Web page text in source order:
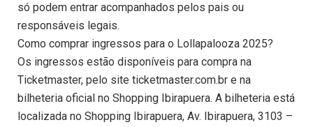
só podem entrar acompanhados pelos pais ou
responsáveis legais.
Como comprar ingressos para o Lollapalooza 2025?
Os ingressos estão disponíveis para compra na
Ticketmaster, pelo site ticketmaster.com.br e na
bilheteria oficial no Shopping Ibirapuera. A bilheteria está
localizada no Shopping Ibirapuera, Av. Ibirapuera, 3103 –